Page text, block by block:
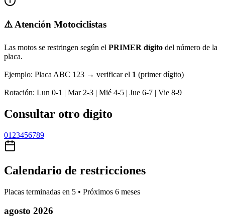
⚠️ Atención Motociclistas
Las motos se restringen según el PRIMER dígito del número de la
placa.
Ejemplo: Placa ABC 123 → verificar el 1 (primer dígito)
Rotación: Lun 0-1 | Mar 2-3 | Mié 4-5 | Jue 6-7 | Vie 8-9
Consultar otro dígito
01 23456789
Calendario de restricciones
Placas terminadas en 5 • Próximos 6 meses
agosto 2026